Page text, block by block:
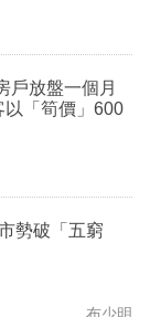
戶放盤一個月
勢破「五窮